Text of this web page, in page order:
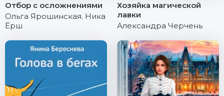
Отбор с осложнениями
Ольга Ярошинская, Ника
Ёрш
Хозяйка магической
лавки
Александра Черчень